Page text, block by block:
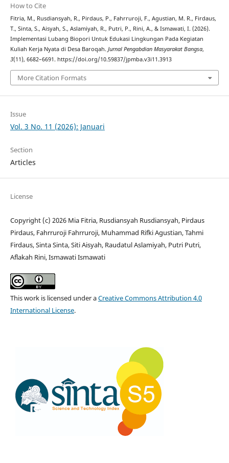
How to Cite
Fitria, M., Rusdiansyah, R., Pirdaus, P., Fahrruroji, F., Agustian, M. R., Firdaus,
T., Sinta, S., Aisyah, S., Aslamiyah, R., Putri, P., Rini, A., & Ismawati, I. (2026).
Implementasi Lubang Biopori Untuk Edukasi Lingkungan Pada Kegiatan
Kuliah Kerja Nyata di Desa Baroqah. Jurnal Pengabdian Masyarakat Bangsa,
3(11), 6682–6691. https://doi.org/10.59837/jpmba.v3i11.3913
More Citation Formats
Issue
Vol. 3 No. 11 (2026): Januari
Section
Articles
License
Copyright (c) 2026 Mia Fitria, Rusdiansyah Rusdiansyah, Pirdaus
Pirdaus, Fahrruroji Fahrruroji, Muhammad Rifki Agustian, Tahmi
Firdaus, Sinta Sinta, Siti Aisyah, Raudatul Aslamiyah, Putri Putri,
Aflakah Rini, Ismawati Ismawati
This work is licensed under aCreative Commons Attribution 4.0
International License.